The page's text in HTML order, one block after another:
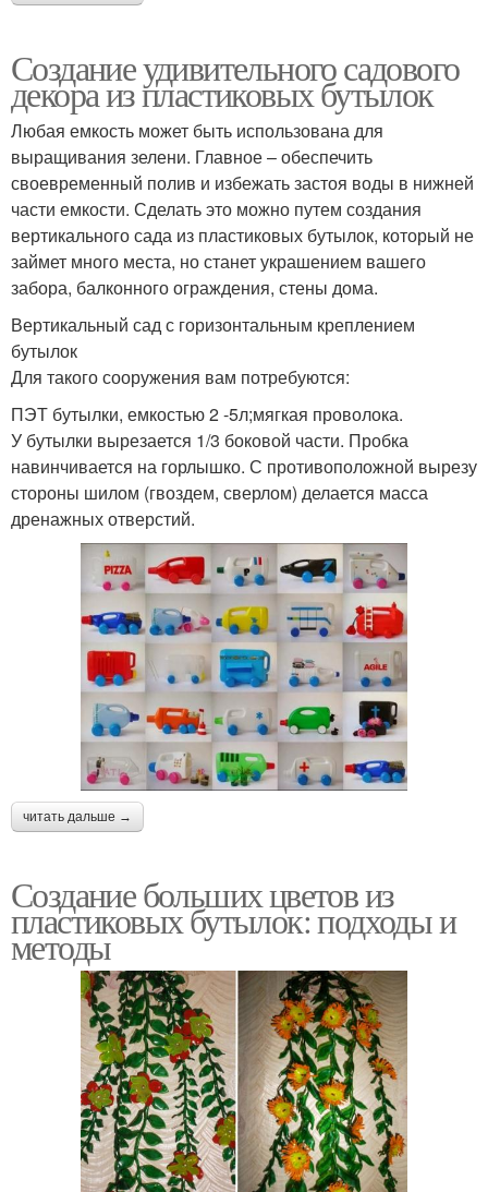
Создание удивительного садового
декора из пластиковых бутылок
Любая емкость может быть использована для
выращивания зелени. Главное – обеспечить
своевременный полив и избежать застоя воды в нижней
части емкости. Сделать это можно путем создания
вертикального сада из пластиковых бутылок, который не
займет много места, но станет украшением вашего
забора, балконного ограждения, стены дома.
Вертикальный сад с горизонтальным креплением
бутылок
Для такого сооружения вам потребуются:
ПЭТ бутылки, емкостью 2 -5л;мягкая проволока.
У бутылки вырезается 1/3 боковой части. Пробка
навинчивается на горлышко. С противоположной вырезу
стороны шилом (гвоздем, сверлом) делается масса
дренажных отверстий.
читать дальше →
Создание больших цветов из
пластиковых бутылок: подходы и
методы